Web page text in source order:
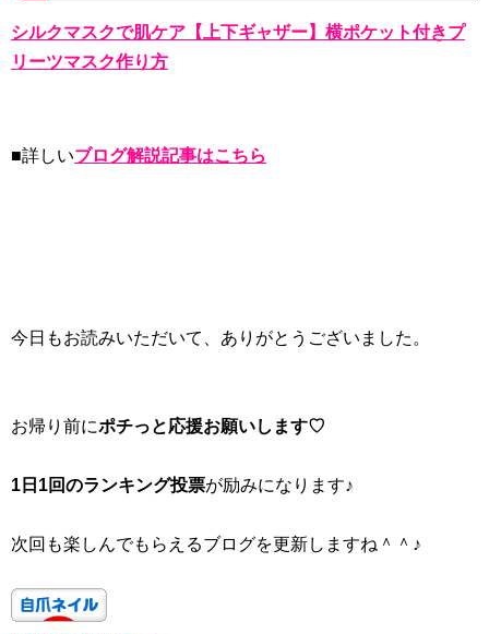
シルクマスクで肌ケア【上下ギャザー】横ポケット付きプ
リーツマスク作り方
■詳しいブログ解説記事はこちら
今日もお読みいただいて、ありがとうございました。
お帰り前にポチっと応援お願いします♡
1日1回のランキング投票が励みになります♪
次回も楽しんでもらえるブログを更新しますね＾＾♪